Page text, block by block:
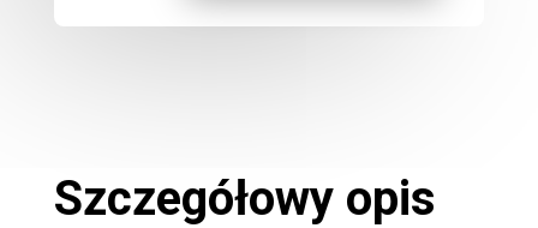
Szczegółowy opis